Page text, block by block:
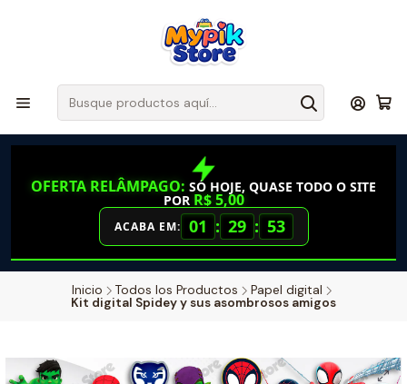
OFERTA RELÂMPAGO: SÓ HOJE, QUASE TODO O SITE
POR R$ 5,00
ACABA EM: 01 : 29 : 52
Inicio Todos los Productos
Papel digital
Kit digital Spidey y sus asombrosos amigos